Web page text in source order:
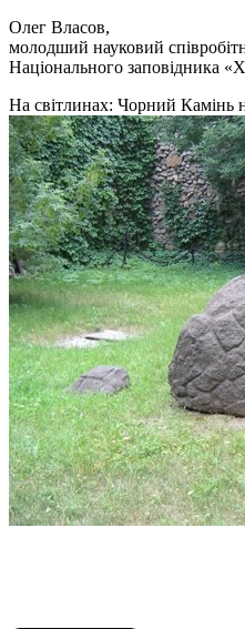
Олег Власов,
молодший науковий
Національного заповідника
На свiтлинах: Чорний Камiнь